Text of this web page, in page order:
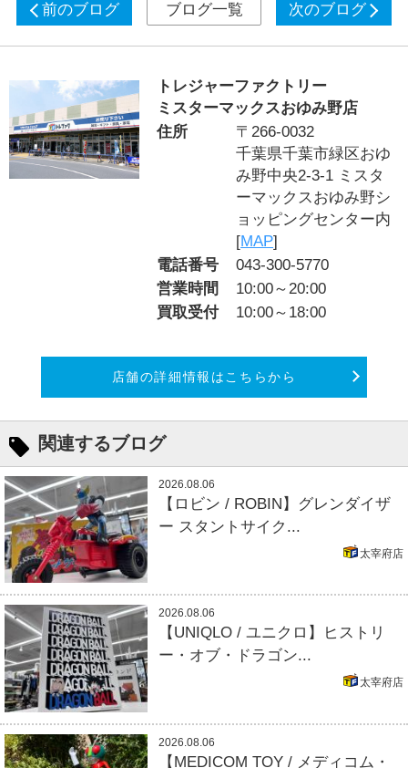
前のブログ ブログ一覧 次のブログ
トレジャーファクトリー
ミスターマックスおゆみ野店
住所
〒266-0032
千葉県千葉市緑区おゆ
み野中央2-3-1 ミスタ
ーマックスおゆみ野シ
ョッピングセンター内
[MAP]
電話番号
043-300-5770
営業時間
10:00～20:00
買取受付
10:00～18:00
店舗の詳細情報はこちらから
関連するブログ
2026.08.06
【ロビン / ROBIN】グレンダイザ
ー スタントサイク...
太宰府店
2026.08.06
【UNIQLO / ユニクロ】ヒストリ
ー・オブ・ドラゴン...
太宰府店
2026.08.06
【MEDICOM TOY / メディコム・